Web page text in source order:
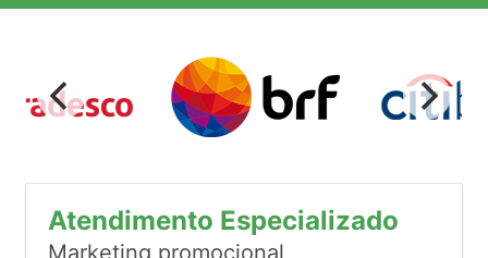
Atendimento Especializado
Marketing promocional